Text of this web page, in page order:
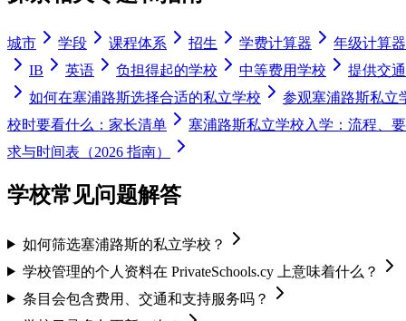
城市 学段 课程体系 招生 学费计算器
年级计算器
IB
英语 负担得起的学校 中等费用学校
提供交通
如何在塞浦路斯选择合适的私立学校
参观塞浦路斯私立
校时要看什么：家长清单
塞浦路斯私立学校入学：流程、要
求与时间表（2026 指南）
学校常见问题解答
如何筛选塞浦路斯的私立学校？
学校管理的个人资料在 PrivateSchools.cy 上意味着什么？
条目会包含费用、交通和支持服务吗？